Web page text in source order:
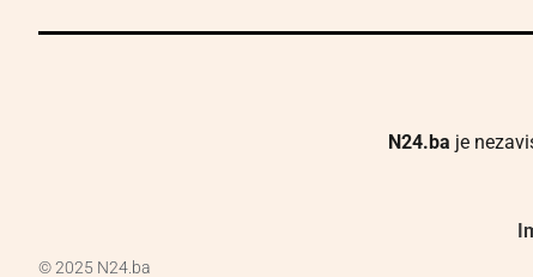
N24.ba je
© 2025 N24.ba